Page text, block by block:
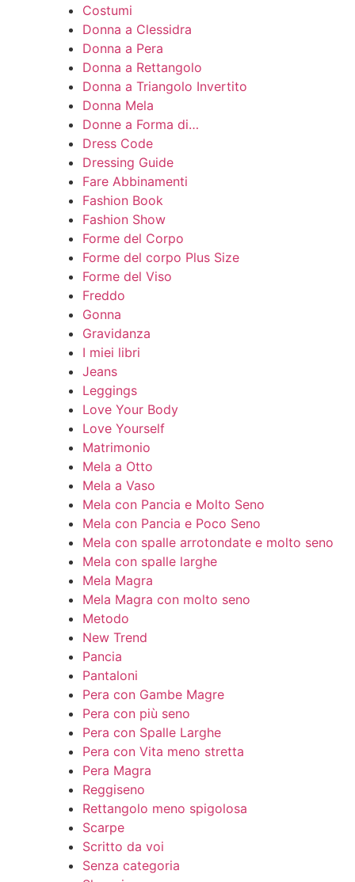
Costumi
Donna a Clessidra
Donna a Pera
Donna a Rettangolo
Donna a Triangolo Invertito
Donna Mela
Donne a Forma di…
Dress Code
Dressing Guide
Fare Abbinamenti
Fashion Book
Fashion Show
Forme del Corpo
Forme del corpo Plus Size
Forme del Viso
Freddo
Gonna
Gravidanza
I miei libri
Jeans
Leggings
Love Your Body
Love Yourself
Matrimonio
Mela a Otto
Mela a Vaso
Mela con Pancia e Molto Seno
Mela con Pancia e Poco Seno
Mela con spalle arrotondate e molto seno
Mela con spalle larghe
Mela Magra
Mela Magra con molto seno
Metodo
New Trend
Pancia
Pantaloni
Pera con Gambe Magre
Pera con più seno
Pera con Spalle Larghe
Pera con Vita meno stretta
Pera Magra
Reggiseno
Rettangolo meno spigolosa
Scarpe
Scritto da voi
Senza categoria